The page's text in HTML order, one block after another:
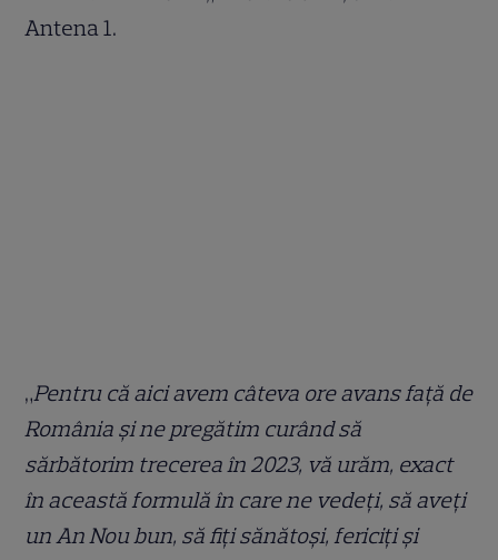
Antena 1.
„Pentru că aici avem câteva ore avans față de
România și ne pregătim curând să
sărbătorim trecerea în 2023, vă urăm, exact
în această formulă în care ne vedeți, să aveți
un An Nou bun, să fiți sănătoși, fericiți și